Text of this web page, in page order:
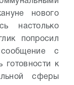
нового
настолько
попросил
с
готовности к
сферы